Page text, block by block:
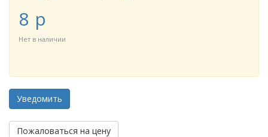
8 p
Нет в наличии
Уведомить
Пожаловаться на цену